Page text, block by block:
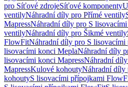
pro Síťové zdrojeSíťové komponenty
ventilyNáhradní díly pro Přímé ventily
MapressNáhradní díly pro S
ventilyNáhradní díly pro Šikmé ventily
FlowFitNáhradní díly pro S
lisovacími konci MeplaNáhradní díly
lisovacími konci MapressNáhradní
MapressKulové kohoutyNáhradní díly
kohoutyS lisovacími přípojkami